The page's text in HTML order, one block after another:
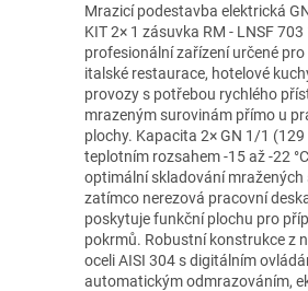
Mrazicí podestavba elektrická
KIT 2× 1 zásuvka RM - LNSF 703
profesionální zařízení určené pro
italské restaurace, hotelové
provozy s potřebou rychlého
mrazeným surovinám přímo u
plochy. Kapacita 2× GN 1/1 (129
teplotním rozsahem -15 až -22
optimální skladování mražených
zatímco nerezová pracovní
poskytuje funkční plochu pro
pokrmů. Robustní konstrukce z
oceli AISI 304 s digitálním
automatickým odmrazováním,